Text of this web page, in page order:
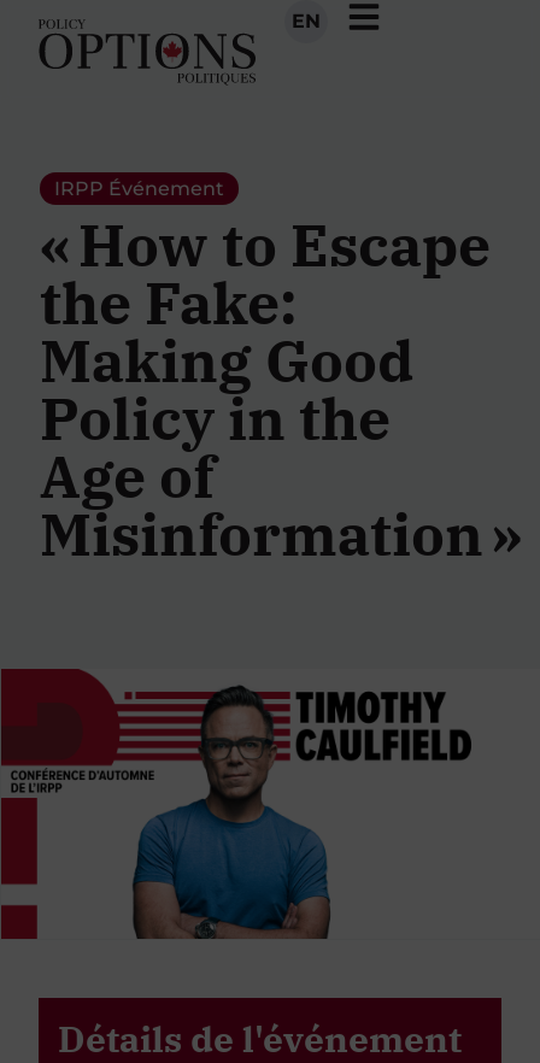
EN
IRPP Événement
« How to Escape
the Fake:
Making Good
Policy in the
Age of
Misinformation »
Détails de l'événement